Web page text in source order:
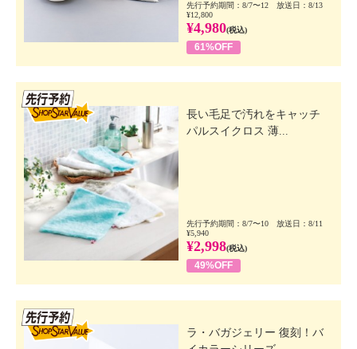
先行予約期間：8/7〜12 放送日：8/13
¥12,800
¥4,980(税込)
61%OFF
長い毛足で汚れをキャッチ
パルスイクロス 薄...
先行予約期間：8/7〜10 放送日：8/11
¥5,940
¥2,998(税込)
49%OFF
ラ・バガジェリー 復刻！バ